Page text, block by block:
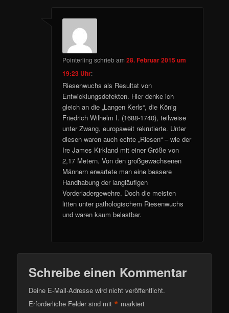
Pointerling schriebam28. Februar 2015 um
19:23 Uhr:
Riesenwuchs als Resultat von
Entwicklungsdefekten. Hier denke ich
gleich an die „Langen Kerls“, die König
Friedrich Wilhelm I. (1688-1740), teilweise
unter Zwang, europaweit rekrutierte. Unter
diesen waren auch echte „Riesen“ – wie der
Ire James Kirkland mit einer Größe von
2,17 Metern. Von den großgewachsenen
Männern erwartete man eine bessere
Handhabung der langläufigen
Vorderladergewehre. Doch die meisten
litten unter pathologischem Riesenwuchs
und waren kaum belastbar.
Schreibe einen Kommentar
Deine E-Mail-Adresse wird nicht veröffentlicht.
Erforderliche Felder sind mit* markiert